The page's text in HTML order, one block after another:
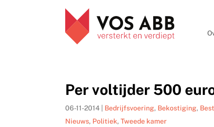
Per voltijder 500
06-11-2014 Bedrijfsvoering, Bekostiging,
Nieuws, Politiek,Tweede kamer